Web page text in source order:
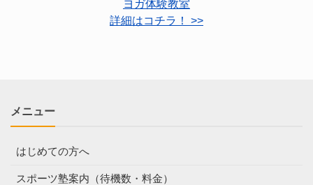
ヨガ体験教室
詳細はコチラ！ >>
メニュー
はじめての方へ
スポーツ塾案内（待機数・料金）